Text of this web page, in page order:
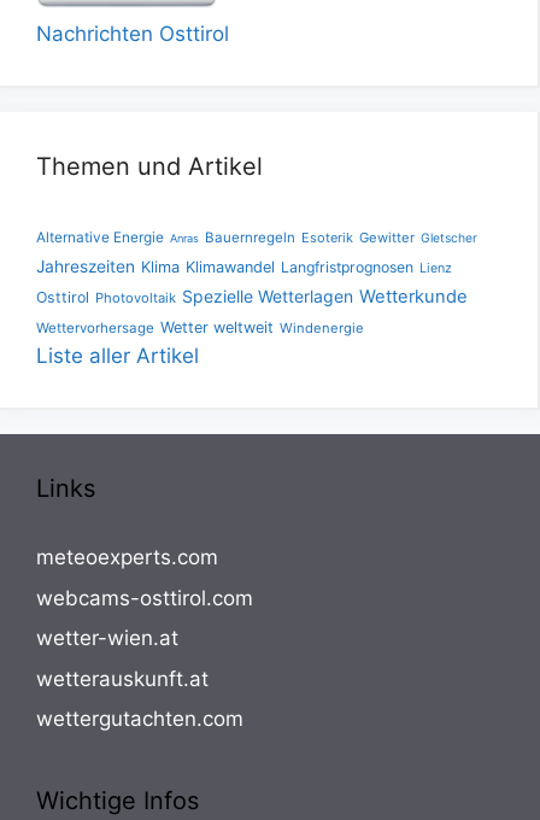
Nachrichten Osttirol
Themen und Artikel
Alternative Energie Anras Bauernregeln Esoterik Gewitter Gletscher
Jahreszeiten Klima Klimawandel Langfristprognosen Lienz
Osttirol Photovoltaik Spezielle Wetterlagen Wetterkunde
Wettervorhersage Wetter weltweit Windenergie
Liste aller Artikel
Links
meteoexperts.com
webcams-osttirol.com
wetter-wien.at
wetterauskunft.at
wettergutachten.com
Wichtige Infos